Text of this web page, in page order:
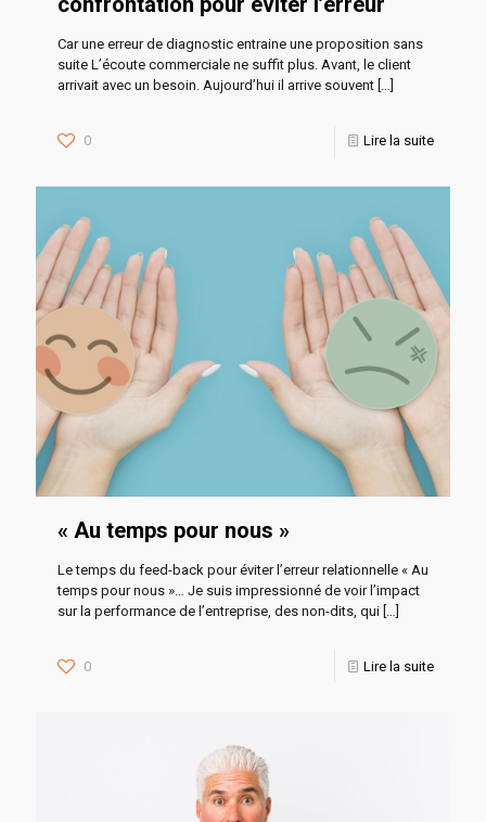
Car une erreur de diagnostic entraine une proposition sans
suite L’écoute commerciale ne suffit plus. Avant, le client
arrivait avec un besoin. Aujourd’hui il arrive souvent […]
0 Lire la suite
« Au temps pour nous »
Le temps du feed-back pour éviter l’erreur relationnelle « Au
temps pour nous »… Je suis impressionné de voir l’impact
sur la performance de l’entreprise, des non-dits, qui […]
0 Lire la suite